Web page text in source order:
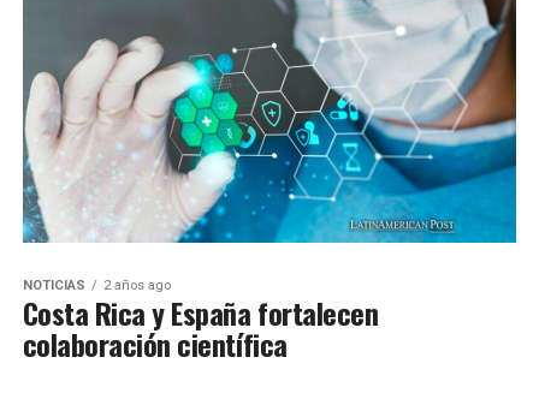
NOTICIAS 2 años ago
Costa Rica y España fortalecen
colaboración científica